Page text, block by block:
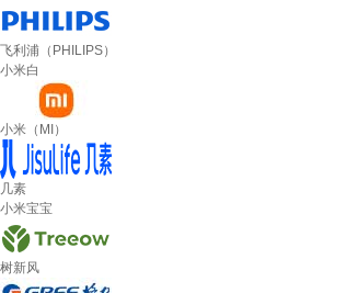
飞利浦（PHILIPS）
小米白
小米（MI）
几素
小米宝宝
树新风